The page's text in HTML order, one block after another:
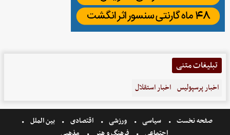
اخبار پرسپولیس
صفحه نخست سیاسی ورزشی اقتصادی
بین الملل
اجتماعی
فرهنگ و هنر مذهبی